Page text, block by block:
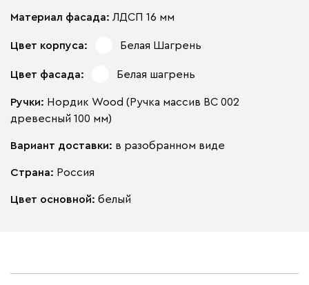
Материал фасада: ЛДСП 16 мм
Цвет корпуса: Белая Шагрень
Цвет фасада: Белая шагрень
Ручки: Нордик Wood (Ручка массив ВС 002
древесный 100 мм)
Вариант доставки: в разобранном виде
Страна: Россия
Цвет основной: белый